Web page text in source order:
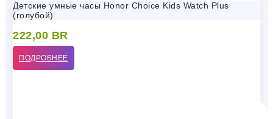
Детские умные часы Honor Choice Kids Watch Plus
(голубой)
222,00 BR
ПОДРОБНЕЕ